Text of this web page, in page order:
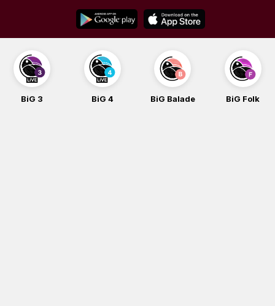
content
BiG 4 BiG Balade BiG Folk BiG iG